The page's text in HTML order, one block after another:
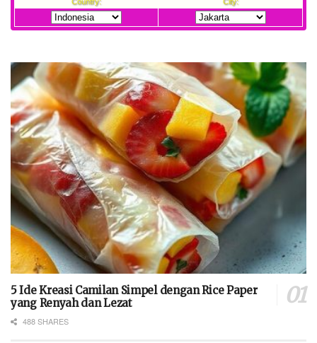
5 Ide Kreasi Camilan Simpel dengan Rice Paper
yang Renyah dan Lezat
488 SHARES